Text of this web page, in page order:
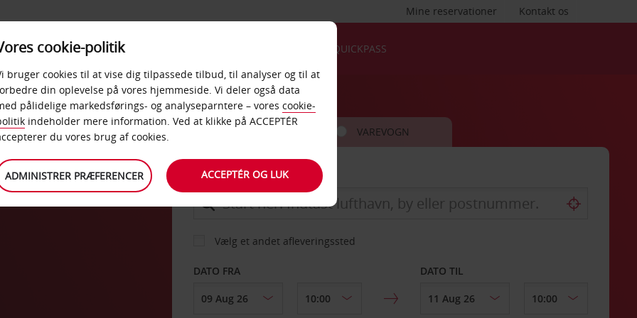
Kontakt os
Mine reservationer
PRODUKTER &
KONTORER
QUICKPASS
BIL VAREVOGN
AFHENT FRA
Vælg et andet afleveringssted
DATO FRA DATO TIL
cookie-politik
bruger cookies til at vise dig tilpassede tilbud, til analyser og til at
din oplevelse på vores hjemmeside. Vi deler også data
pålidelige markedsførings- og analyseparntere – vores cookie-
indeholder mere information. Ved at klikke på ACCEPTÉR
du vores brug af cookies.
ADMINISTRER PRÆFERENCER ACCEPTÉR OG LUK